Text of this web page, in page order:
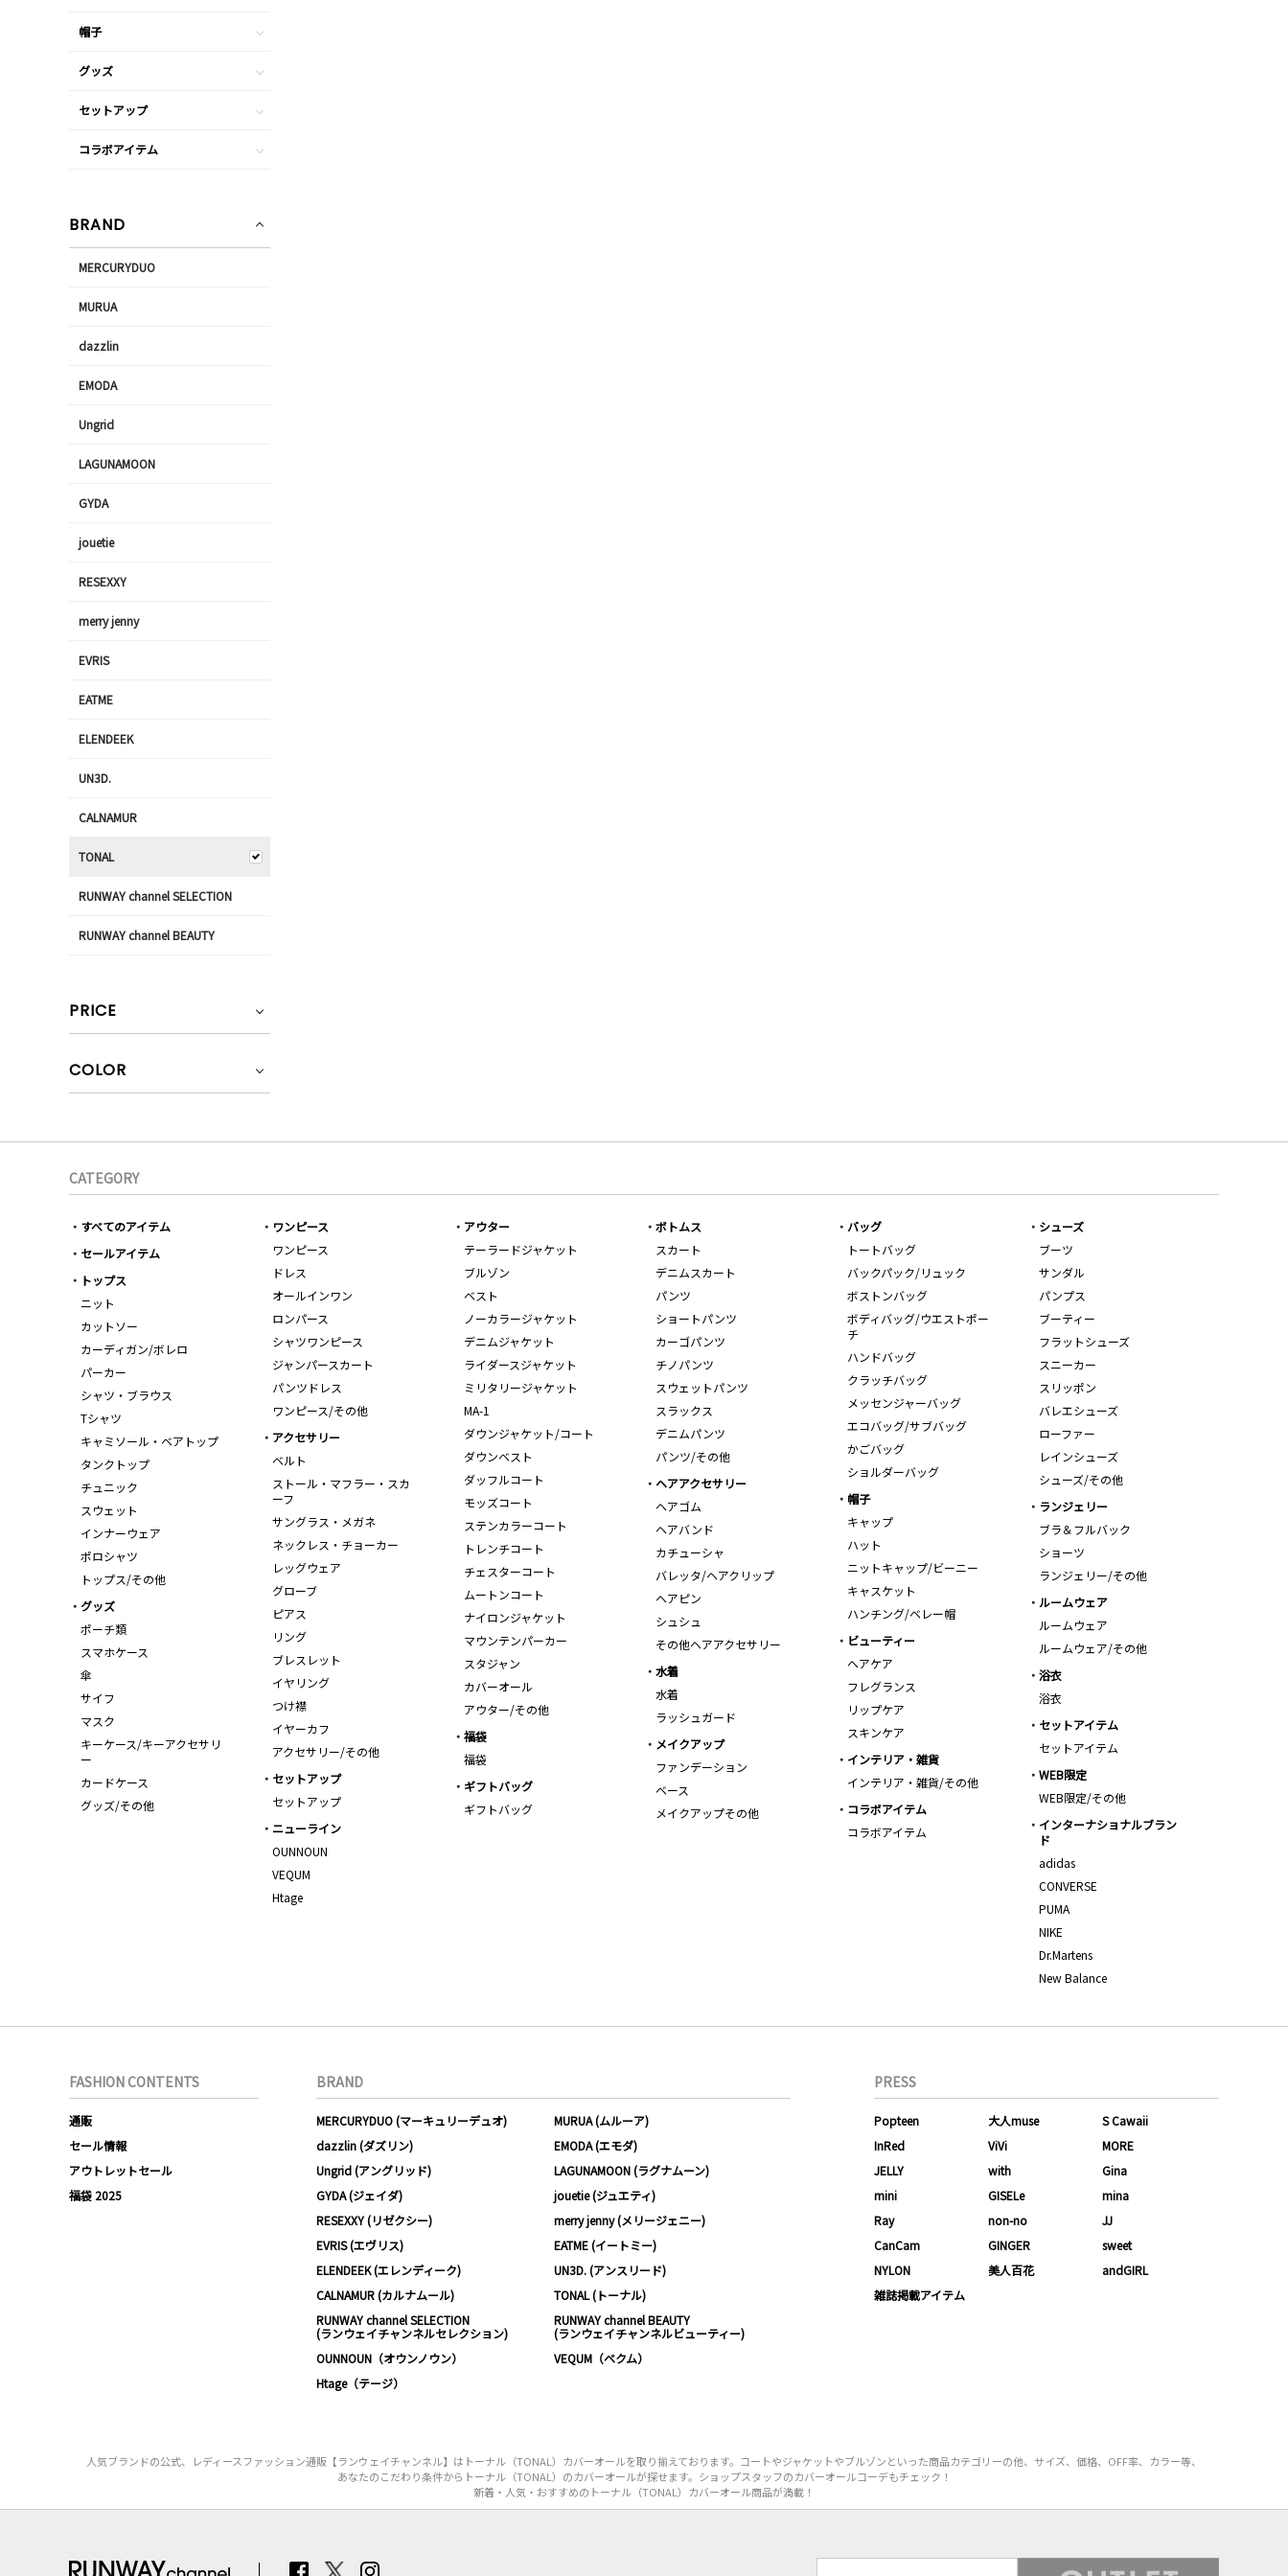
帽子
グッズ
セットアップ
コラボアイテム
BRAND
MERCURYDUO
MURUA
dazzlin
EMODA
Ungrid
LAGUNAMOON
GYDA
jouetie
RESEXXY
merry jenny
EVRIS
EATME
ELENDEEK
UN3D.
CALNAMUR
TONAL
RUNWAY channel SELECTION
RUNWAY channel BEAUTY
PRICE
COLOR
CATEGORY
すべてのアイテム
セールアイテム
トップス
ニット
カットソー
カーディガン/ボレロ
パーカー
シャツ・ブラウス
Tシャツ
キャミソール・ベアトップ
タンクトップ
チュニック
スウェット
インナーウェア
ポロシャツ
トップス/その他
ワンピース
ワンピース
ドレス
オールインワン
ロンパース
シャツワンピース
ジャンパースカート
パンツドレス
ワンピース/その他
アウター
テーラードジャケット
ブルゾン
ベスト
ノーカラージャケット
デニムジャケット
ライダースジャケット
ミリタリージャケット
MA-1
ダウンジャケット/コート
ダウンベスト
ダッフルコート
モッズコート
ステンカラーコート
トレンチコート
チェスターコート
ムートンコート
ナイロンジャケット
マウンテンパーカー
スタジャン
カバーオール
アウター/その他
ボトムス
スカート
デニムスカート
パンツ
ショートパンツ
カーゴパンツ
チノパンツ
スウェットパンツ
スラックス
デニムパンツ
パンツ/その他
バッグ
トートバッグ
バックパック/リュック
ボストンバッグ
ボディバッグ/ウエストポー
チ
ハンドバッグ
クラッチバッグ
メッセンジャーバッグ
エコバッグ/サブバッグ
かごバッグ
ショルダーバッグ
シューズ
ブーツ
サンダル
パンプス
ブーティー
フラットシューズ
スニーカー
スリッポン
バレエシューズ
ローファー
レインシューズ
シューズ/その他
アクセサリー
ベルト
ストール・マフラー・スカ
ーフ
サングラス・メガネ
ネックレス・チョーカー
レッグウェア
グローブ
ピアス
リング
ブレスレット
イヤリング
つけ襟
イヤーカフ
アクセサリー/その他
ヘアアクセサリー
ヘアゴム
ヘアバンド
カチューシャ
バレッタ/ヘアクリップ
ヘアピン
シュシュ
その他ヘアアクセサリー
帽子
キャップ
ハット
ニットキャップ/ビーニー
キャスケット
ハンチング/ベレー帽
ランジェリー
ブラ＆フルバック
ショーツ
ランジェリー/その他
ルームウェア
ルームウェア
ルームウェア/その他
グッズ
ポーチ類
スマホケース
傘
サイフ
マスク
キーケース/キーアクセサリ
ー
カードケース
グッズ/その他
ビューティー
ヘアケア
フレグランス
リップケア
スキンケア
水着
水着
ラッシュガード
浴衣
浴衣
セットアイテム
セットアイテム
福袋
福袋
メイクアップ
ファンデーション
ベース
メイクアップその他
インテリア・雑貨
インテリア・雑貨/その他
WEB限定
WEB限定/その他
セットアップ
セットアップ
ギフトバッグ
ギフトバッグ
コラボアイテム
コラボアイテム
インターナショナルブラン
ド
adidas
CONVERSE
PUMA
NIKE
Dr.Martens
New Balance
ニューライン
OUNNOUN
VEQUM
Htage
FASHION CONTENTS
通販
セール情報
アウトレットセール
福袋 2025
BRAND
MERCURYDUO (マーキュリーデュオ)
MURUA (ムルーア)
dazzlin (ダズリン)
EMODA (エモダ)
Ungrid (アングリッド)
LAGUNAMOON (ラグナムーン)
GYDA (ジェイダ)
jouetie (ジュエティ)
RESEXXY (リゼクシー)
merry jenny (メリージェニー)
EVRIS (エヴリス)
EATME (イートミー)
ELENDEEK (エレンディーク)
UN3D. (アンスリード)
CALNAMUR (カルナムール)
TONAL (トーナル)
RUNWAY channel SELECTION
(ランウェイチャンネルセレクション)
RUNWAY channel BEAUTY
(ランウェイチャンネルビューティー)
OUNNOUN（オウンノウン）
VEQUM（ベクム）
Htage（テージ）
PRESS
Popteen 大人muse
S Cawaii
InRed
ViVi
MORE
JELLY
with
Gina
mini
GISELe
mina
Ray
non-no
JJ
CanCam
GINGER
sweet
NYLON
美人百花
andGIRL
雑誌掲載アイテム
人気ブランドの公式、レディースファッション通販【ランウェイチャンネル】はトーナル（TONAL）カバーオールを取り揃えております。コートやジャケットやブルゾンといった商品カテゴリーの他、サイズ、価格、OFF率、カラー等、
あなたのこだわり条件からトーナル（TONAL）のカバーオールが探せます。ショップスタッフのカバーオールコーデもチェック！
新着・人気・おすすめのトーナル（TONAL）カバーオール商品が満載！